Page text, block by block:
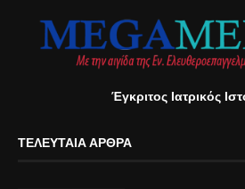
Έγκριτος Ιατρικός
ΤΕΛΕΥΤΑΊΑ ΆΡΘΡΑ